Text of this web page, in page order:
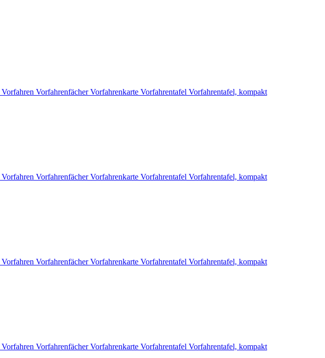
Vorfahren VorfahrenfächerVorfahrenkarte Vorfahrentafel Vorfahrentafel, kompakt
Vorfahren VorfahrenfächerVorfahrenkarte Vorfahrentafel Vorfahrentafel, kompakt
Vorfahren VorfahrenfächerVorfahrenkarte Vorfahrentafel Vorfahrentafel, kompakt
Vorfahren VorfahrenfächerVorfahrenkarte Vorfahrentafel Vorfahrentafel, kompakt